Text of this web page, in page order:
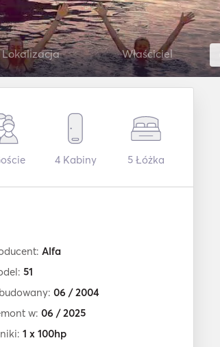
Lokalizacja Właściciel
4Kabiny 5Łóżka
Alfa
51
06 / 2004
w: 06 / 2025
1 x 100hp